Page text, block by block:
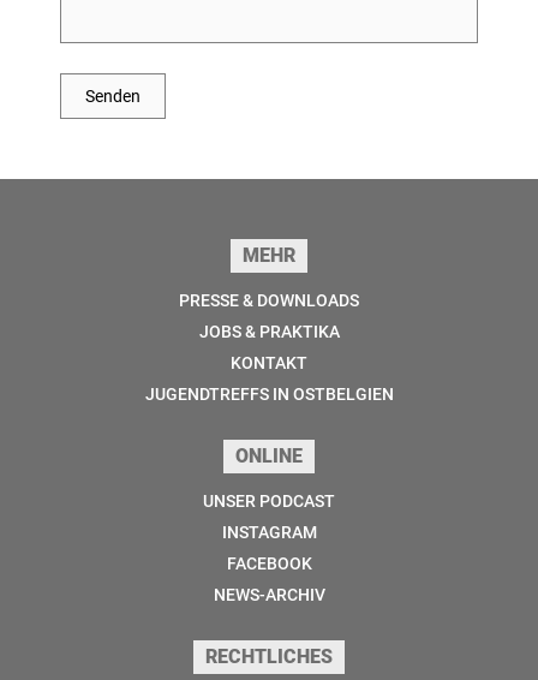
MEHR
PRESSE & DOWNLOADS
JOBS & PRAKTIKA
KONTAKT
JUGENDTREFFS IN OSTBELGIEN
ONLINE
UNSER PODCAST
INSTAGRAM
FACEBOOK
NEWS-ARCHIV
RECHTLICHES